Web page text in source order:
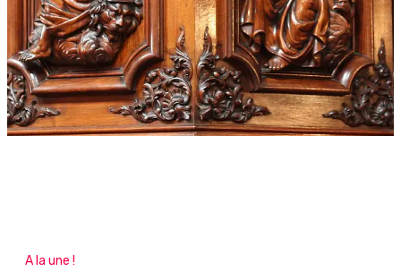
A la une !